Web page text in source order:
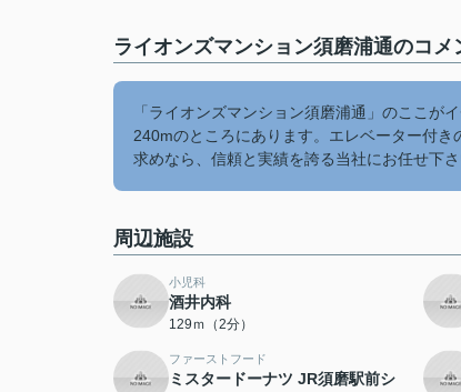
ライオンズマンション須磨浦通のコ
「ライオンズマンション須磨浦通」のここが
240mのところにあります。エレベーター付
求めなら、信頼と実績を誇る当社にお任せ下
周辺施設
小児科
酒井内科
129ｍ（2分）
ファーストフード
ミスタードーナツ JR須磨駅前シ